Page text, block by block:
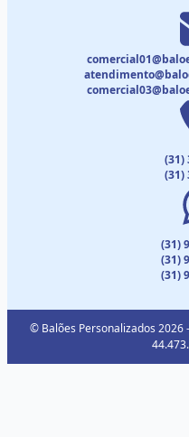
(31)
(31)
(31)
(31)
(31)
© Balões Personalizados 2026